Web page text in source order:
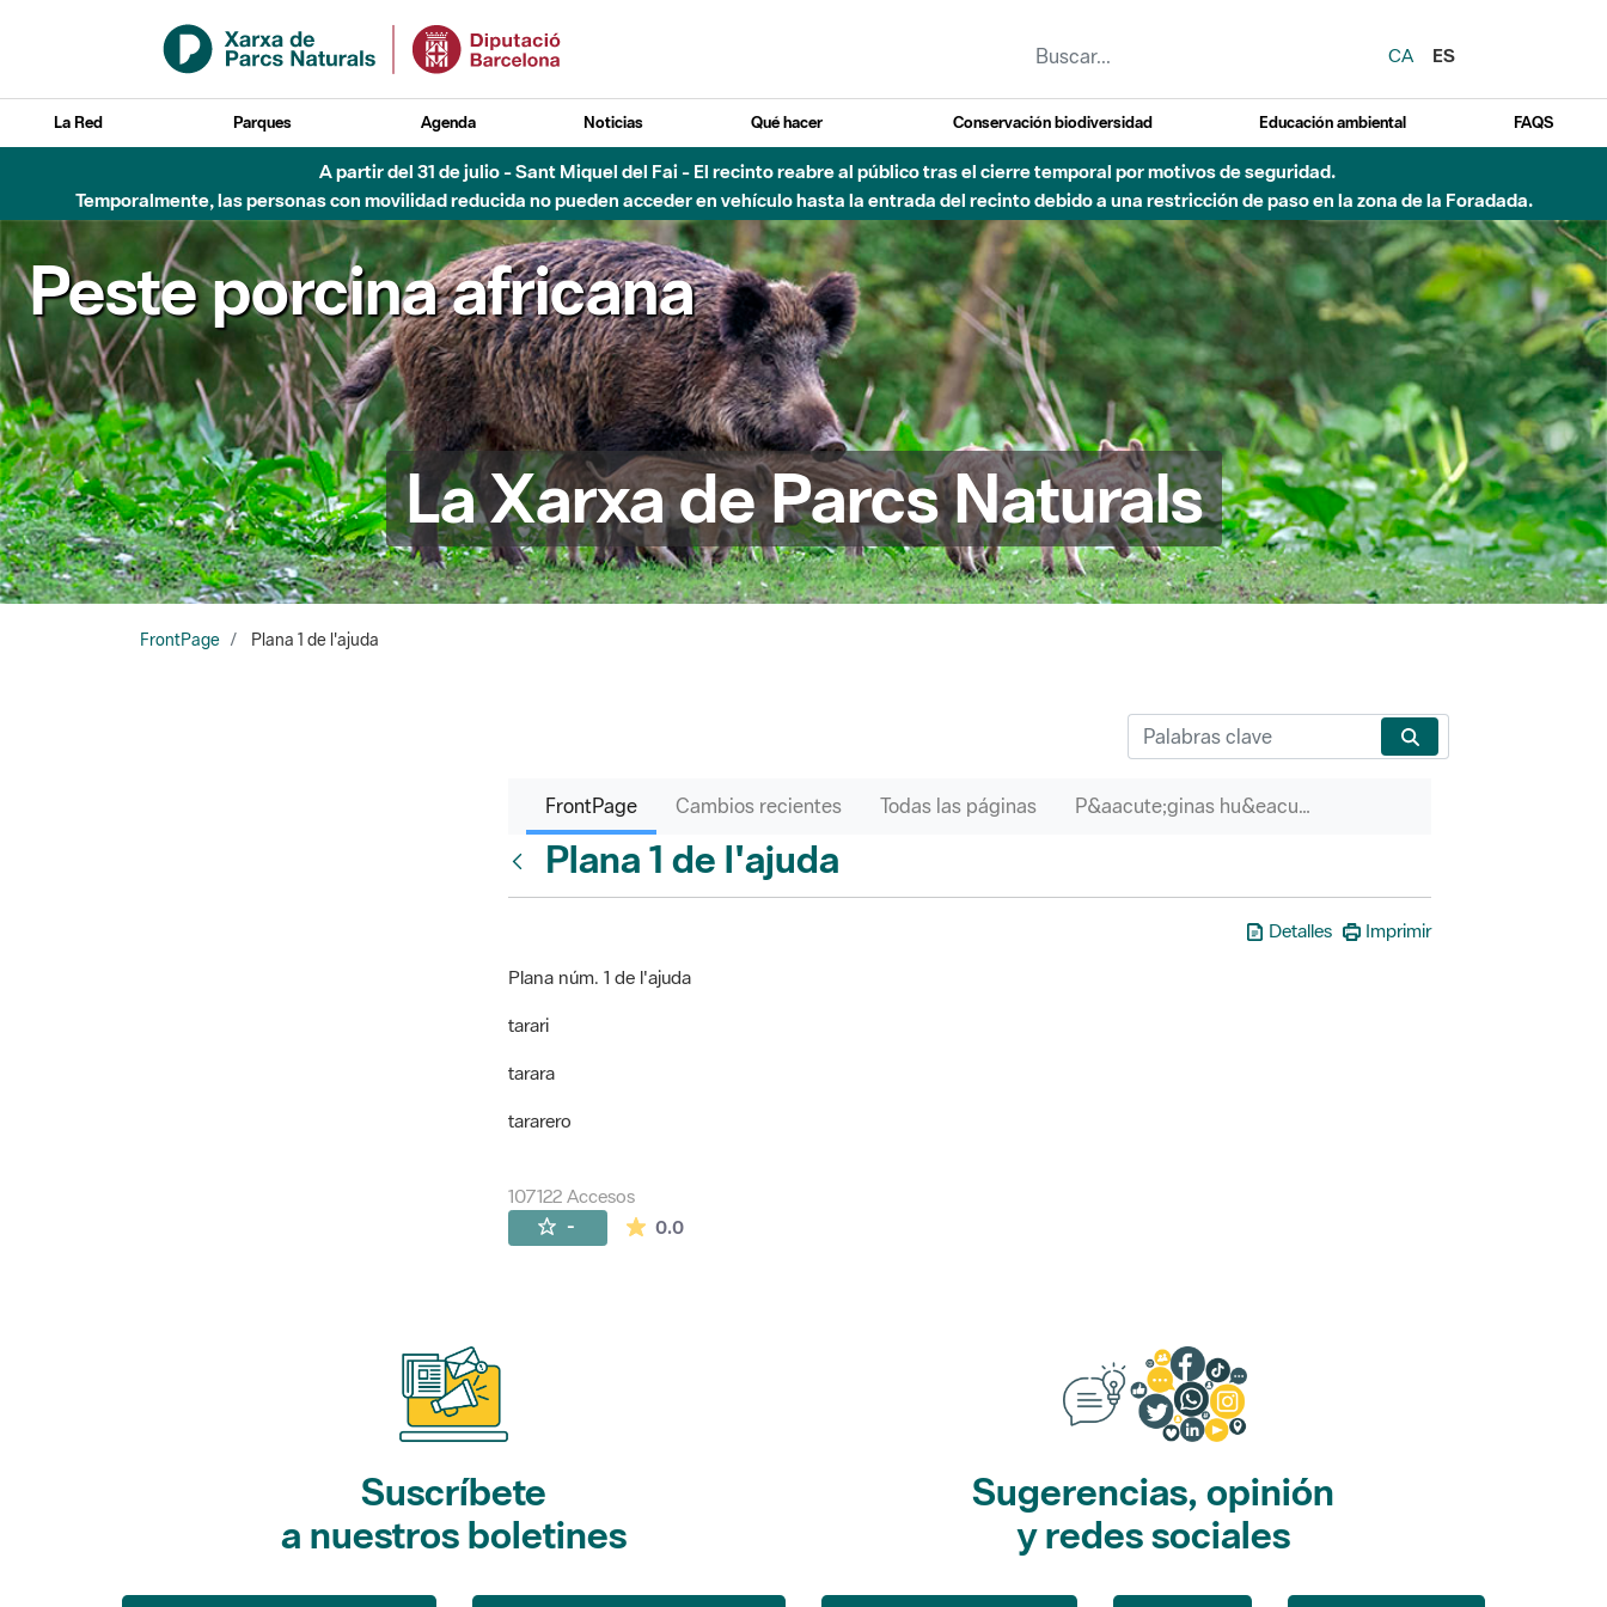
Saltar al contenido principal
CA
ES
La Red Parques Agenda Noticias Qué hacer Conservación biodiversidad Educación ambiental FAQS
A partir del 31 de julio - Sant Miquel del Fai - El recinto reabre al público tras el cierre temporal por motivos de seguridad.
Temporalmente, las personas con movilidad reducida no pueden acceder en vehículo hasta la entrada del recinto debido a una restricción de paso en la zona de la Foradada.
Peste porcina africana
La Xarxa de Parcs Naturals
FrontPage Plana 1 de l'ajuda
FrontPage Cambios recientes Todas las páginas P&aacute;ginas hu&eacute;rfanas
Plana 1 de l'ajuda
Detalles
Imprimir
Plana núm. 1 de l'ajuda
tarari
tarara
tararero
107122 Accesos
- 0.0La valoración media es de 0 estrellas de 5.
Suscríbete
a nuestros boletines
Sugerencias, opinión
y redes sociales